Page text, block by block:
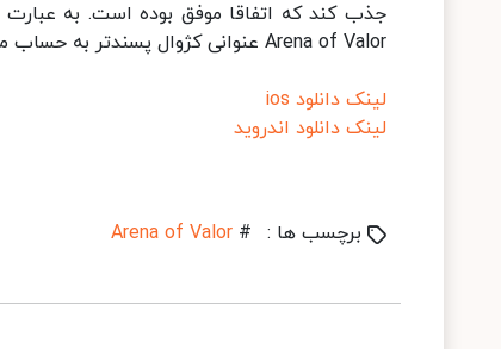
جذب کند که اتفاقا موفق بوده است. به عبارت
Arena of Valor عنوانی کژوال پسندتر به حساب می آید که همان اندازه برای با تجربه ها هم جذاب خواهد بود. /دیجیاتو
لینک دانلود ios
لینک دانلود اندروید
برچسب ها : #
Arena of Valor